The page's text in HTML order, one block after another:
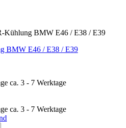
BMW E46 / E38 / E39
ca. 3 - 7 Werktage
ca. 3 - 7 Werktage